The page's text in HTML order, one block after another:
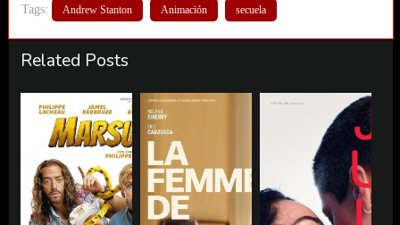
Tags: Andrew Stanton Animación secuela
Related Posts